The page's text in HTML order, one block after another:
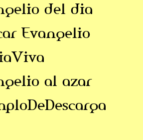
del dia
Evangelio
al azar